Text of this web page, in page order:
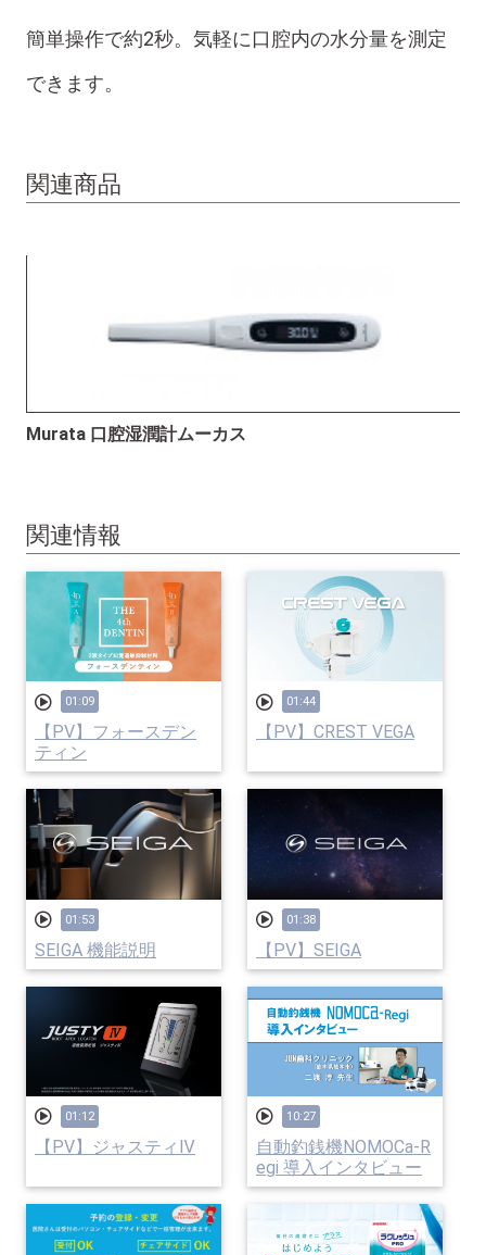
簡単操作で約2秒。気軽に口腔内の水分量を測定
できます。
関連商品
Murata 口腔湿潤計ムーカス
関連情報
01:09
【PV】フォースデン
ティン
01:44
【PV】CREST VEGA
01:53
SEIGA 機能説明
01:38
【PV】SEIGA
01:12
【PV】ジャスティⅣ
10:27
自動釣銭機NOMOCa-R
egi 導入インタビュー